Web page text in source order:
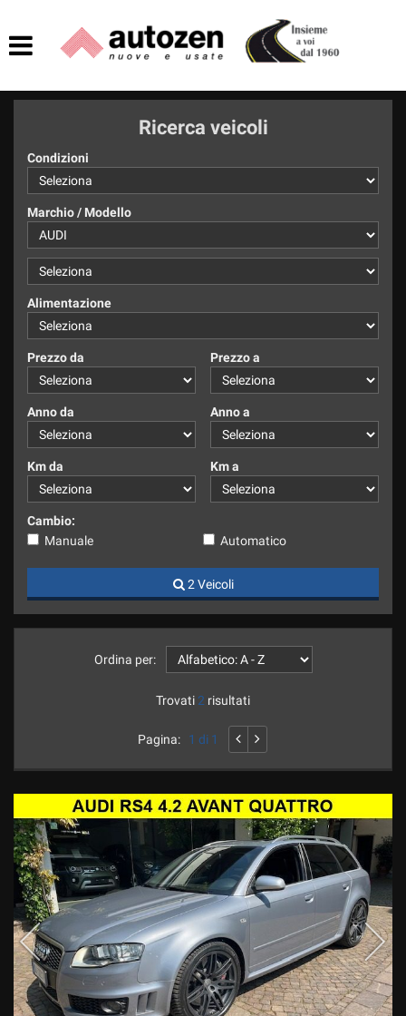
ACQUISTIAMO USATO
ASSISTENZA
Ricerca veicoli
Condizioni
Marchio / Modello
Alimentazione
Prezzo da Prezzo a
Anno da Anno a
Km da Km a
Cambio:
Manuale
Automatico
2 Veicoli
Ordina per:
Trovati 2 risultati
Pagina: 1 di 1